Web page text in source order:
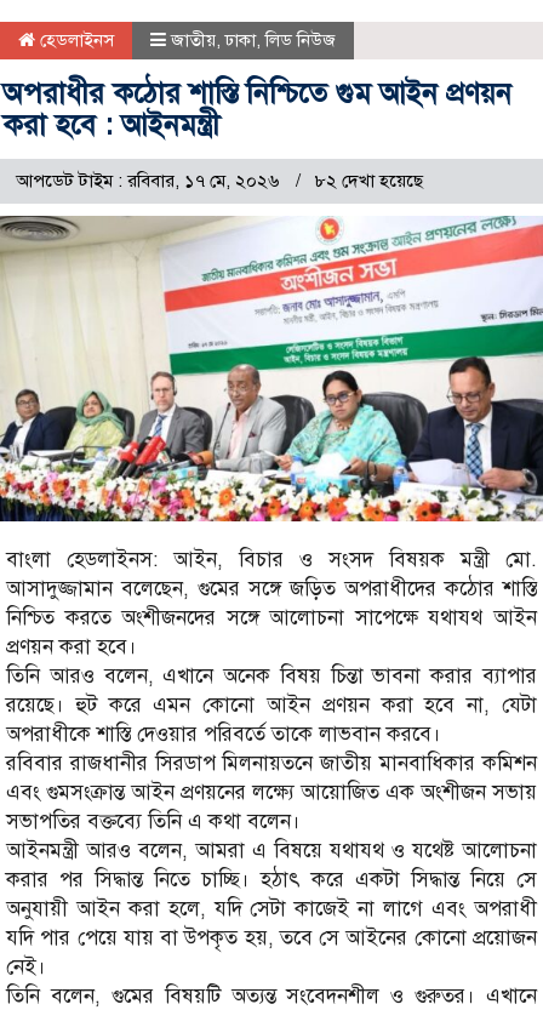
হেডলাইনস জাতীয়,ঢাকা,লিড নিউজ
অপরাধীর কঠোর শাস্তি নিশ্চিতে গুম আইন প্রণয়ন
করা হবে : আইনমন্ত্রী
আপডেট টাইম : রবিবার, ১৭ মে, ২০২৬ ৮২ দেখা হয়েছে
বাংলা হেডলাইনস: আইন, বিচার ও সংসদ বিষয়ক মন্ত্রী মো.
আসাদুজ্জামান বলেছেন, গুমের সঙ্গে জড়িত অপরাধীদের কঠোর শাস্তি
নিশ্চিত করতে অংশীজনদের সঙ্গে আলোচনা সাপেক্ষে যথাযথ আইন
প্রণয়ন করা হবে।
তিনি আরও বলেন, এখানে অনেক বিষয় চিন্তা ভাবনা করার ব্যাপার
রয়েছে। হুট করে এমন কোনো আইন প্রণয়ন করা হবে না, যেটা
অপরাধীকে শাস্তি দেওয়ার পরিবর্তে তাকে লাভবান করবে।
রবিবার রাজধানীর সিরডাপ মিলনায়তনে জাতীয় মানবাধিকার কমিশন
এবং গুমসংক্রান্ত আইন প্রণয়নের লক্ষ্যে আয়োজিত এক অংশীজন সভায়
সভাপতির বক্তব্যে তিনি এ কথা বলেন।
আইনমন্ত্রী আরও বলেন, আমরা এ বিষয়ে যথাযথ ও যথেষ্ট আলোচনা
করার পর সিদ্ধান্ত নিতে চাচ্ছি। হঠাৎ করে একটা সিদ্ধান্ত নিয়ে সে
অনুযায়ী আইন করা হলে, যদি সেটা কাজেই না লাগে এবং অপরাধী
যদি পার পেয়ে যায় বা উপকৃত হয়, তবে সে আইনের কোনো প্রয়োজন
নেই।
তিনি বলেন, গুমের বিষয়টি অত্যন্ত সংবেদনশীল ও গুরুতর। এখানে